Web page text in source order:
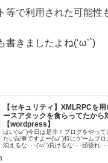
等で利用された可能性
書きましたよね(‘ω’`)
【セキュリティ】XMLRPCを
ースアタックを食らってたから
【wordpress】
はい('ω'`)今日は是非！ブログをやって
たい記事ですよー('ω'`)特にゲームブロ
消えるな･･･('ω'`)負けるな･･･頑張れ･･